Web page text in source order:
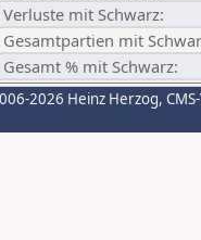
Verluste mit Schwarz:
Gesamtpartien mit
Gesamt % mit Schwarz:
2026 Heinz Herzog,